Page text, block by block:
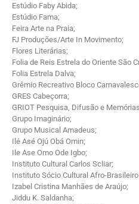
Estúdio Faby Abida;
Estúdio Fama;
Feira Arte na Praia;
FJ Produções/Arte In Movimento;
Flores Literárias;
Folia de Reis Estrela do Oriente São
Folia Estrela Dalva;
Grêmio Recreativo Bloco
GRES Cabeçorra;
GRIOT Pesquisa, Difusão e
Grupo Imaginário;
Grupo Musical Amadeus;
Ilé Asé Ojú Obá Omin;
Ile Ase Omo Ode Igbo;
Instituto Cultural Carlos Scliar;
Instituto Sócio Cultural Afro-
Izabel Cristina Manhães de Araújo;
Jiddu K. Saldanha;